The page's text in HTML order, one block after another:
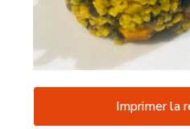
Imprimer la